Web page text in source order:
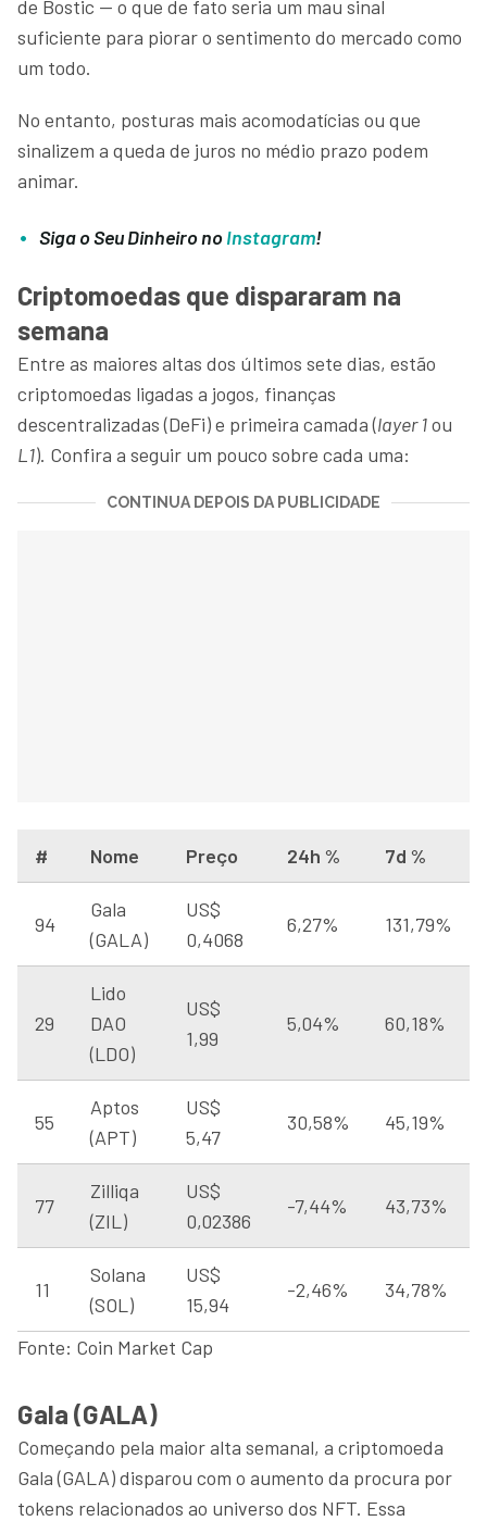
de Bostic — o que de fato seria um mau sinal
suficiente para piorar o sentimento do mercado como
um todo.
No entanto, posturas mais acomodatícias ou que
sinalizem a queda de juros no médio prazo podem
animar.
Siga o Seu Dinheiro noInstagram!
Criptomoedas que dispararam na
semana
Entre as maiores altas dos últimos sete dias, estão
criptomoedas ligadas a jogos, finanças
descentralizadas (DeFi) e primeira camada (layer 1ou
L1). Confira a seguir um pouco sobre cada uma:
CONTINUA DEPOIS DA PUBLICIDADE
# Nome Preço 24h % 7d %
94
Gala
(GALA)
US$
0,4068
6,27% 131,79%
29
Lido
DAO
(LDO)
US$
1,99
5,04% 60,18%
55
Aptos
(APT)
US$
5,47
30,58% 45,19%
77
Zilliqa
(ZIL)
US$
0,02386
-7,44% 43,73%
11
Solana
(SOL)
US$
15,94
-2,46% 34,78%
Fonte: Coin Market Cap
Gala (GALA)
Começando pela maior alta semanal, a criptomoeda
Gala (GALA) disparou com o aumento da procura por
tokens relacionados ao universo dos NFT. Essa